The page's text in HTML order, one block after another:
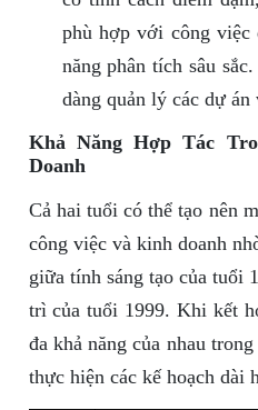
phù hợp với công
năng phân tích sâu
dàng quản lý các dự
Khả Năng Hợp Tác
Doanh
Cả hai tuổi có thể tạo nên
công việc và kinh doanh
giữa tính sáng tạo của tuổi
trì của tuổi 1999. Khi kết
đa khả năng của nhau
thực hiện các kế hoạch dài